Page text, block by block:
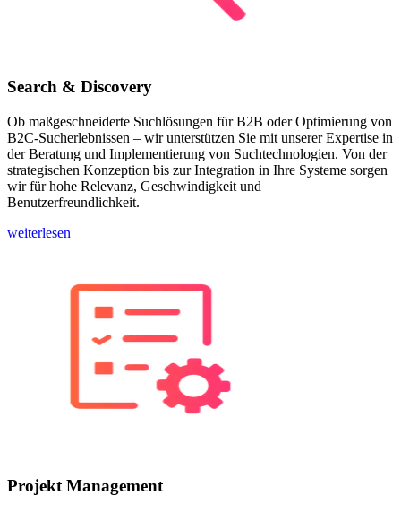
Search & Discovery
Ob maßgeschneiderte Suchlösungen für B2B oder Optimierung von
B2C-Sucherlebnissen – wir unterstützen Sie mit unserer Expertise in
der Beratung und Implementierung von Suchtechnologien. Von der
strategischen Konzeption bis zur Integration in Ihre Systeme sorgen
wir für hohe Relevanz, Geschwindigkeit und
Benutzerfreundlichkeit.
weiterlesen
Projekt Management